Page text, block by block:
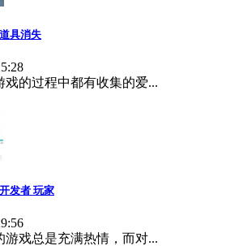
具消失
戏的过程中都有收集的爱...
发者 玩家
游戏总是充满热情，而对...